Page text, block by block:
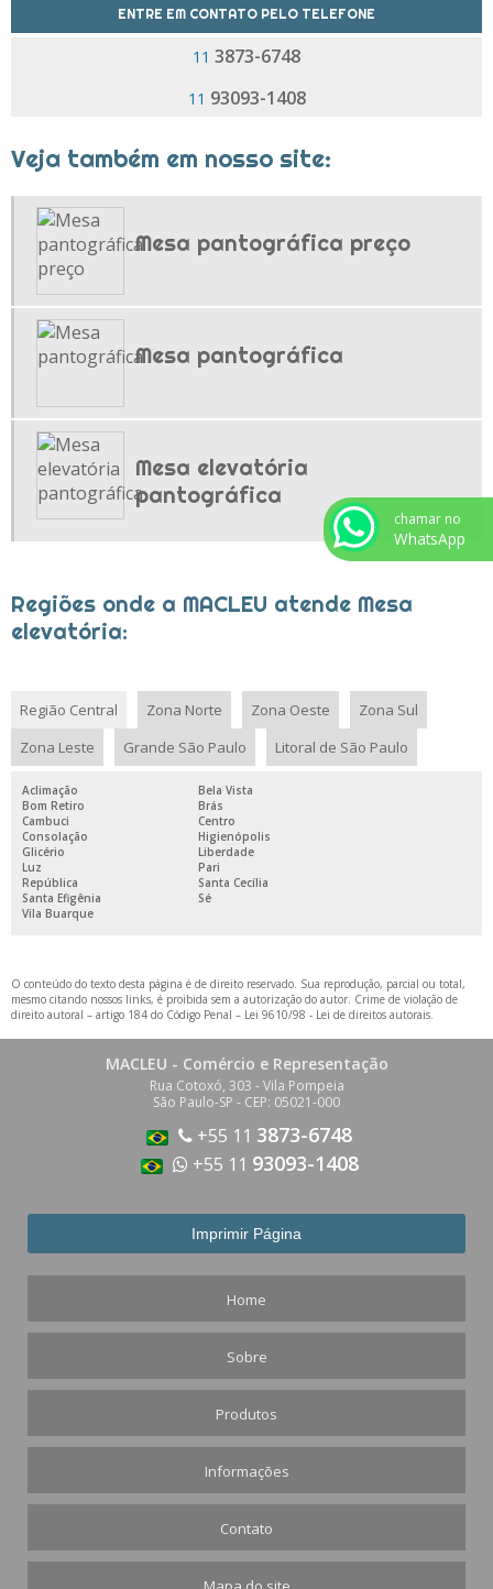
NIVELADORES DE CARGA
TOMBADOR DE CAÇAMBA
TRANSPORTADOR AÉREO
TRANSPORTADOR AÉREO DE CORRENTE
TRANSPORTADOR AÉREO PARA PINTURA
TRANSPORTADOR POWER AND FREE
TROLLEY TRANSPORTADOR AÉREO
ENTRE EM CONTATO PELO TELEFONE
11 3873-6748
11 93093-1408
Veja também em nosso site:
Mesa pantográfica preço
Mesa pantográfica
Mesa elevatória
pantográfica
Regiões onde a MACLEU atende Mesa
elevatória:
Região Central Zona Norte Zona Oeste
Zona Sul
Zona Leste
Grande São Paulo Litoral de São Paulo
Aclimação
Bela Vista
Bom Retiro
Brás
Cambuci
Centro
Consolação
Higienópolis
Glicério
Liberdade
Luz
Pari
República
Santa Cecília
Santa Efigênia
Sé
Vila Buarque
O conteúdo do texto desta página é de direito reservado. Sua reprodução, parcial ou total,
mesmo citando nossos links, é proibida sem a autorização do autor. Crime de violação de
direito autoral – artigo 184 do Código Penal – Lei 9610/98 - Lei de direitos autorais.
MACLEU - Comércio e Representação
Rua Cotoxó, 303 - Vila Pompeia
São Paulo-SP - CEP: 05021-000
+55 11 3873-6748
+55 11 93093-1408
Home
Sobre
Produtos
Informações
Contato
chamar no
WhatsApp